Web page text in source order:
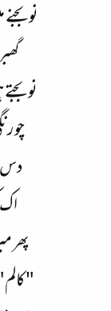
نو
نو
چو
دس
پھر